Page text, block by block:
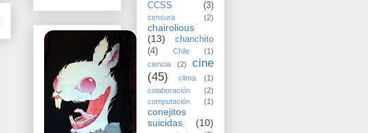
CCSS (3)
censura (2)
chairolious
(13)
chanchito
(4)
Chile
(1)
ciencia
(2)
cine
(45)
clima
(1)
colaboración
(2)
computación
(1)
conejitos
suicidas
(10)